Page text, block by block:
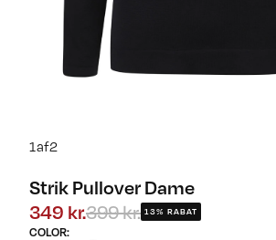
1af2
Strik Pullover Dame
349 kr.399 kr. 13% RABAT
COLOR: